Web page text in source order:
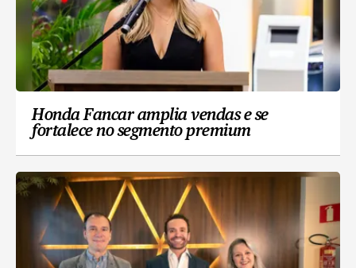
Honda Fancar amplia vendas e se
fortalece no segmento premium